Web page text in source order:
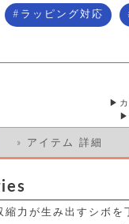
ラッピング対応
» アイテム 詳細
力が生み出すシボを